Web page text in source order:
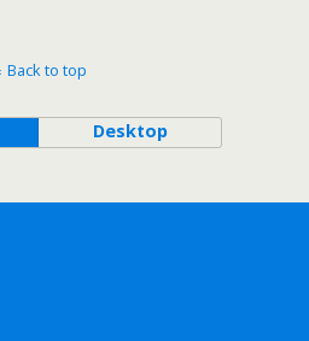
Back to top
Desktop